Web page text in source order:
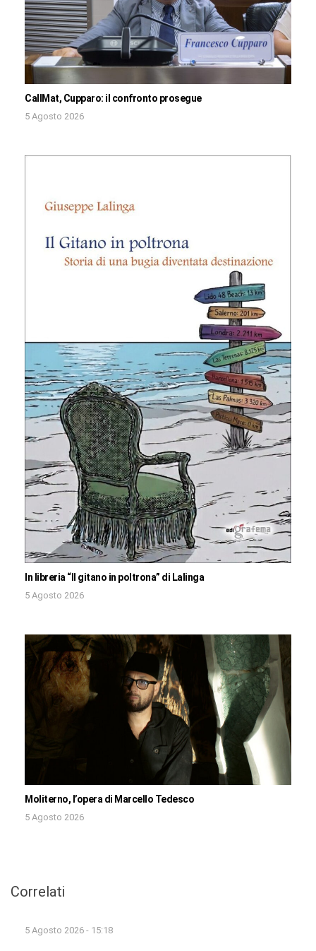
CallMat, Cupparo: il confronto prosegue
5 Agosto 2026
In libreria “Il gitano in poltrona” di Lalinga
5 Agosto 2026
Moliterno, l’opera di Marcello Tedesco
5 Agosto 2026
Correlati
5 Agosto 2026 - 15:18